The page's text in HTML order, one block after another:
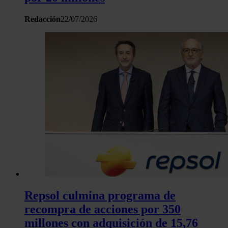
Redacción22/07/2026
Repsol culmina programa de
recompra de acciones por 350
millones con adquisición de 15,76